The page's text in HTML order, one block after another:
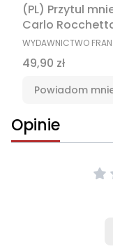
(PL) Przytul
Carlo
PRODUCENT
WYDAWNICTWO
Cena
49,90 zł
Powiadom
Opinie